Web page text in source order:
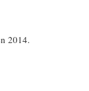
2014.